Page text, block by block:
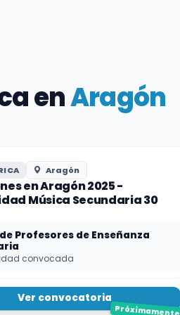
enAragón
Aragón
en Aragón 2025 -
Música Secundaria 30
Profesores de Enseñanza
convocada
Ver convocatoria
Próximamente